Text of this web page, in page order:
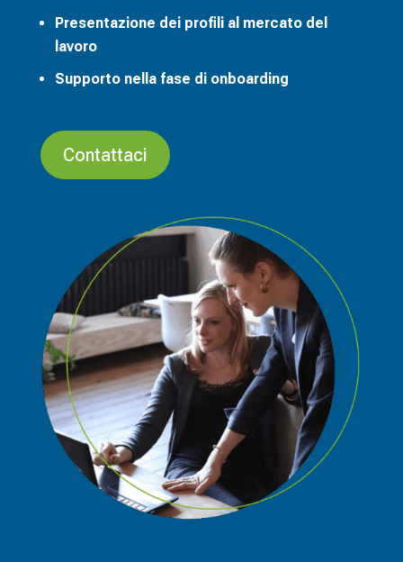
Presentazione dei profili al mercato del
lavoro
Supporto nella fase di onboarding
Contattaci